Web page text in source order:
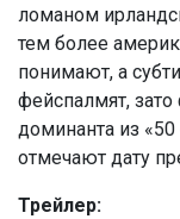
ломаном
тем более
понимают, а
фейспалмят,
доминанта из
отмечают дату
Трейлер: